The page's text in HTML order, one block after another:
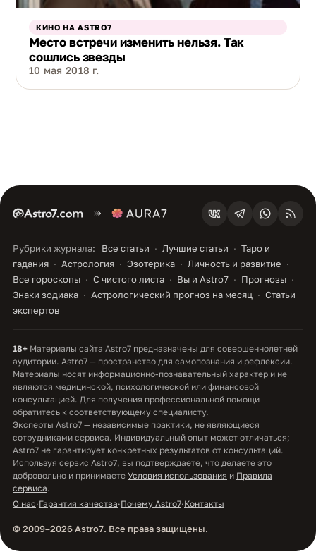
КИНО НА ASTRO7
Место встречи изменить нельзя. Так
сошлись звезды
10 мая 2018 г.
Рубрики журнала: Все статьи Лучшие статьи
Таро и
гадания
Астрология Эзотерика
Личность и развитие
Все гороскопы
С чистого листа Вы и Astro7
Прогнозы
Знаки зодиака
Астрологический прогноз на месяц
Статьи
экспертов
18+ Материалы сайта Astro7 предназначены для совершеннолетней
аудитории. Astro7 — пространство для самопознания и рефлексии.
Материалы носят информационно-познавательный характер и не
являются медицинской, психологической или финансовой
консультацией. Для получения профессиональной помощи
обратитесь к соответствующему специалисту.
Эксперты Astro7 — независимые практики, не являющиеся
сотрудниками сервиса. Индивидуальный опыт может отличаться;
Astro7 не гарантирует конкретных результатов от консультаций.
Используя сервис Astro7, вы подтверждаете, что делаете это
добровольно и принимаете Условия использования и Правила
сервиса.
О нас·Гарантия качества·Почему Astro7·Контакты
© 2009–2026 Astro7. Все права защищены.